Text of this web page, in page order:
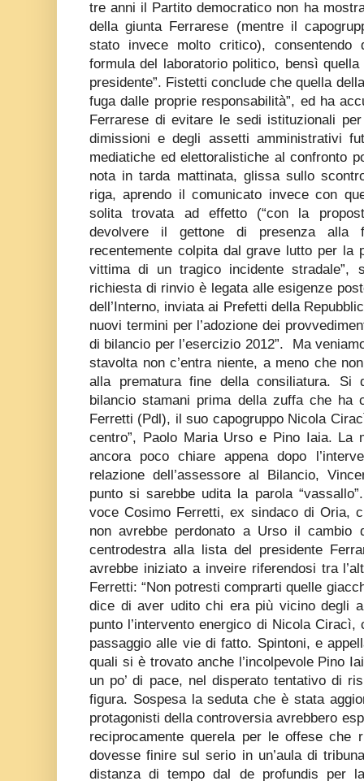
tre anni il Partito democratico non ha
della giunta Ferrarese (mentre il
stato invece molto critico),
formula del laboratorio politico, bensì
presidente”. Fistetti conclude che quella
fuga dalle proprie responsabilità”, ed ha
Ferrarese di evitare le sedi istituzionali
dimissioni e degli assetti amministrativi
mediatiche ed elettoralistiche al confronto
nota in tarda mattinata, glissa sullo
riga, aprendo il comunicato invece con
solita trovata ad effetto (“con la
devolvere il gettone di presenza alla
recentemente colpita dal grave lutto per la
vittima di un tragico incidente stradale”,
richiesta di rinvio è legata alle esigenze
dell’Interno, inviata ai Prefetti della
nuovi termini per l’adozione dei
di bilancio per l’esercizio 2012”. Ma
stavolta non c’entra niente, a meno che
alla prematura fine della consiliatura.
bilancio stamani prima della zuffa che ha
Ferretti (Pdl), il suo capogruppo Nicola
centro”, Paolo Maria Urso e Pino Iaia. La
ancora poco chiare appena dopo
relazione dell’assessore al Bilancio,
punto si sarebbe udita la parola
voce Cosimo Ferretti, ex sindaco di Oria,
non avrebbe perdonato a Urso il
centrodestra alla lista del presidente
avrebbe iniziato a inveire riferendosi tra
Ferretti: “Non potresti comprarti quelle
dice di aver udito chi era più vicino degli
punto l’intervento energico di Nicola
passaggio alle vie di fatto. Spintoni, e
quali si è trovato anche l’incolpevole Pino
un po’ di pace, nel disperato tentativo di
figura. Sospesa la seduta che è stata
protagonisti della controversia avrebbero
reciprocamente querela per le offese che
dovesse finire sul serio in un’aula di
distanza di tempo dal de profundis per